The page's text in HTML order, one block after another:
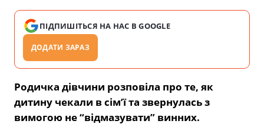
ПІДПИШІТЬСЯ НА НАС В GOOGLE
ДОДАТИ ЗАРАЗ
Родичка дівчини розповіла про те, як
дитину чекали в сім’ї та звернулась з
вимогою не “відмазувати” винних.